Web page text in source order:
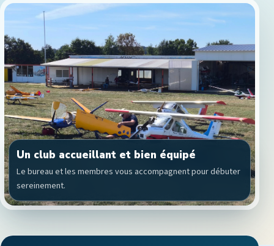
Un club accueillant et bien équipé
Le bureau et les membres vous accompagnent pour débuter
sereinement.